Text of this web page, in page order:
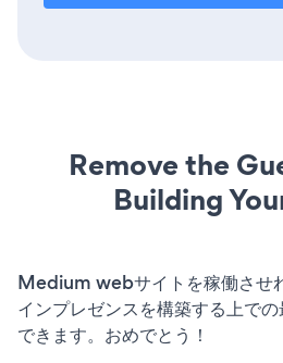
Remove the
Building
Medium webサイトを稼働させ
インプレゼンスを構築する上で
できます。おめでとう！